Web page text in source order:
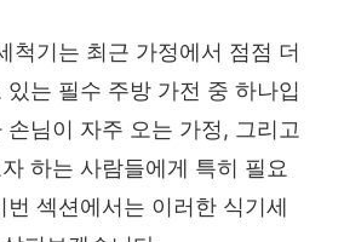
척기는 최근 가정에서 점점 더
있는 필수 주방 가전 중 하나입
손님이 자주 오는 가정, 그리고
하는 사람들에게 특히 필요
번 섹션에서는 이러한 식기세